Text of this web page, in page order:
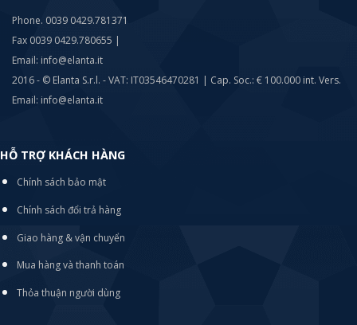
Phone. 0039 0429.781371
Fax 0039 0429.780655 |
Email: info@elanta.it
2016 - © Elanta S.r.l. - VAT: IT03546470281 | Cap. Soc.: € 100.000 int. Vers.
Email: info@elanta.it
HỖ TRỢ KHÁCH HÀNG
Chính sách bảo mật
Chính sách đổi trả hàng
Giao hàng & vận chuyển
Mua hàng và thanh toán
Thỏa thuận người dùng